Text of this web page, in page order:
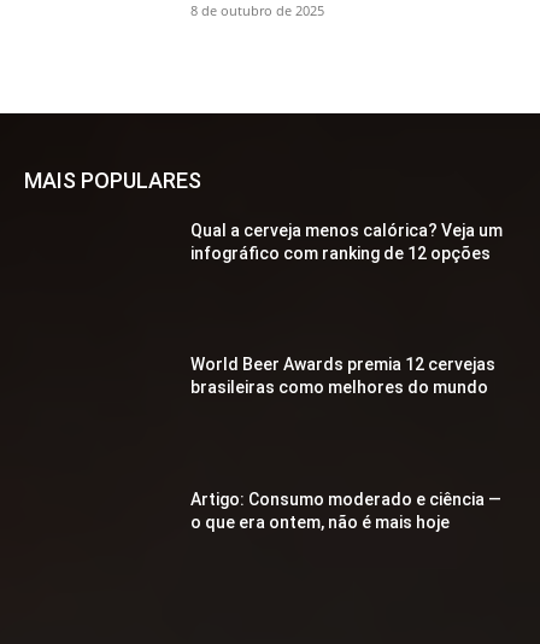
8 de outubro de 2025
MAIS POPULARES
Qual a cerveja menos calórica? Veja um
infográfico com ranking de 12 opções
World Beer Awards premia 12 cervejas
brasileiras como melhores do mundo
Artigo: Consumo moderado e ciência —
o que era ontem, não é mais hoje